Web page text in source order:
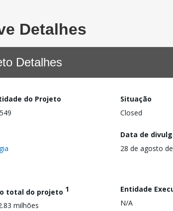
Detalhes
Detalhes
do Projeto
Situação
Closed
Data de
28 de agosto
total do projeto 1
milhões
Entidade
N/A